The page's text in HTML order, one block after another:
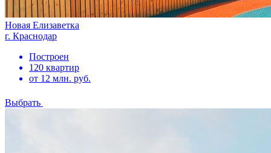
Новая Елизаветка
г. Краснодар
Построен
120 квартир
от 12 млн. руб.
Выбрать